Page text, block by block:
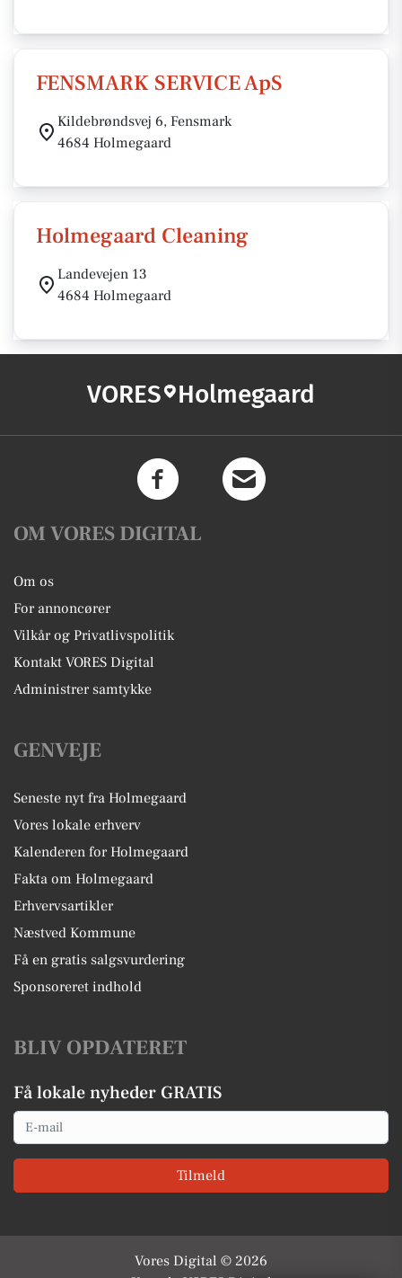
FENSMARK SERVICE ApS
Kildebrøndsvej 6, Fensmark
4684 Holmegaard
Holmegaard Cleaning
Landevejen 13
4684 Holmegaard
VORES Holmegaard
OM VORES DIGITAL
Om os
For annoncører
Vilkår og Privatlivspolitik
Kontakt VORES Digital
Administrer samtykke
GENVEJE
Seneste nyt fra Holmegaard
Vores lokale erhverv
Kalenderen for Holmegaard
Fakta om Holmegaard
Erhvervsartikler
Næstved Kommune
Få en gratis salgsvurdering
Sponsoreret indhold
BLIV OPDATERET
Få lokale nyheder GRATIS
Email
Tilmeld
Vores Digital © 2026